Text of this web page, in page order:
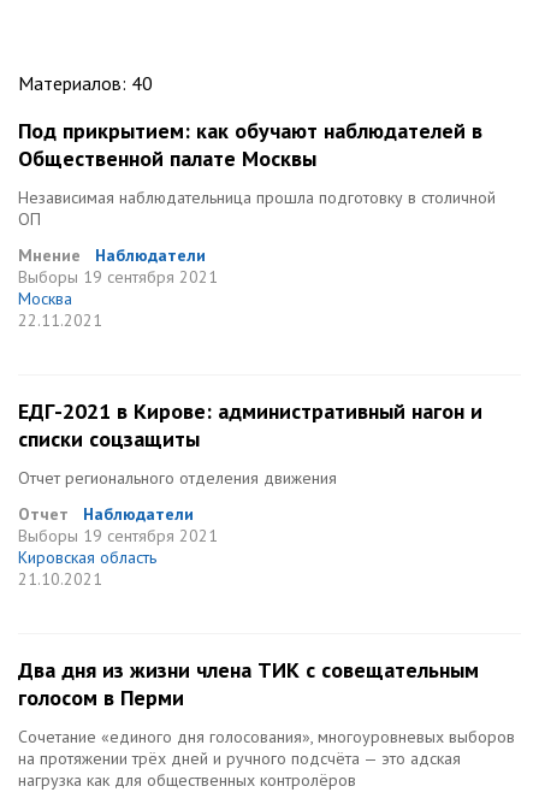
Материалов: 40
Под прикрытием: как обучают наблюдателей в
Общественной палате Москвы
Независимая наблюдательница прошла подготовку в столичной
ОП
Мнение
Наблюдатели
Выборы 19 сентября 2021
Москва
22.11.2021
ЕДГ-2021 в Кирове: административный нагон и
списки соцзащиты
Отчет регионального отделения движения
Отчет
Наблюдатели
Выборы 19 сентября 2021
Кировская область
21.10.2021
Два дня из жизни члена ТИК с совещательным
голосом в Перми
Сочетание «единого дня голосования», многоуровневых выборов
на протяжении трёх дней и ручного подсчёта — это адская
нагрузка как для общественных контролёров